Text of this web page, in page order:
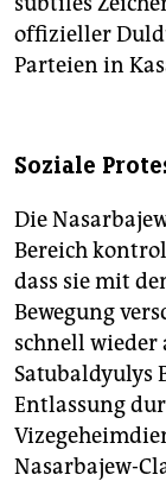
offizieller
Parteien in
Soziale
Die
Bereich
dass sie mit
Bewegung
schnell
Satubaldyulys
Entlassung
Nasarbajew-